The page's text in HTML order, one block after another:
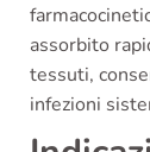
assorbito
tessuti,
infezioni